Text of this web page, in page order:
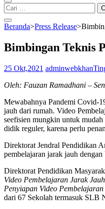
Cari
untuk:
Beranda>Press Release>
Bimbingan Teknis
25 Okt,2021 adminwebkhan
Oleh: Fauzan Ramadhani –
Mewabahnya Pandemi Covid-
jauh dari rumah. Video
seefisien mungkin untuk
didik reguler, karena perlu
Direktorat Jendral Pendidikan
pembelajaran jarak jauh
Direktorat Pendidikan
Video Pembelajaran Jarak
Penyiapan Video
dari 67 Sekolah termasuk SLB